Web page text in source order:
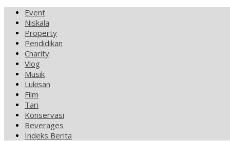
Event
Niskala
Property
Pendidikan
Charity
Vlog
Musik
Lukisan
Film
Tari
Konservasi
Beverages
Indeks Berita